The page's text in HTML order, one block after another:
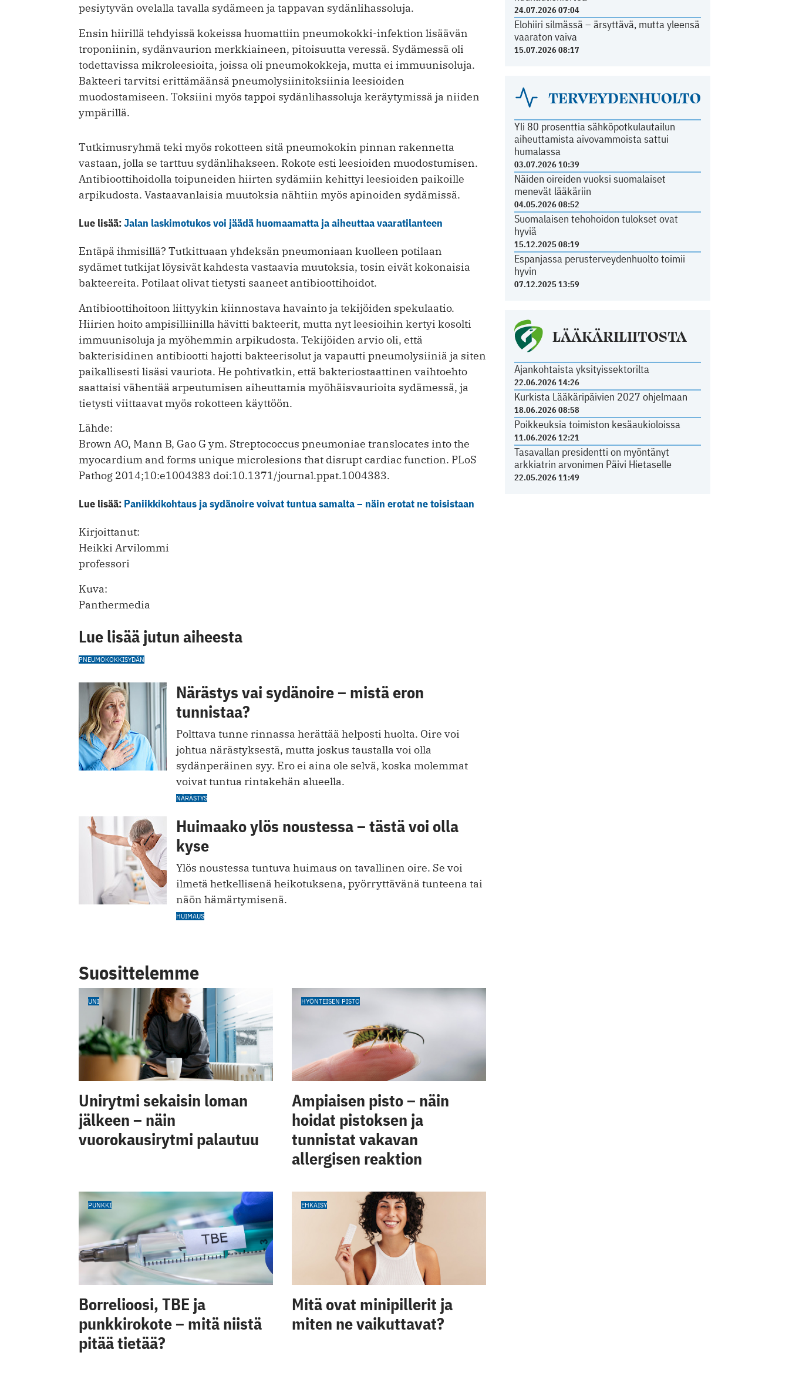
24.07.2026 07:04
Elohiiri silmässä – ärsyttävä, mutta yleensä
vaaraton vaiva
15.07.2026 08:17
TERVEYDENHUOLTO
Yli 80 prosenttia sähköpotkulautailun
aiheuttamista aivovammoista sattui
humalassa
03.07.2026 10:39
Näiden oireiden vuoksi suomalaiset
menevät lääkäriin
04.05.2026 08:52
Suomalaisen tehohoidon tulokset ovat
hyviä
15.12.2025 08:19
Espanjassa perusterveydenhuolto toimii
hyvin
07.12.2025 13:59
LÄÄKÄRILIITOSTA
Ajankohtaista yksityissektorilta
22.06.2026 14:26
Kurkista Lääkäripäivien 2027 ohjelmaan
18.06.2026 08:58
Poikkeuksia toimiston kesäaukioloissa
11.06.2026 12:21
Tasavallan presidentti on myöntänyt
arkkiatrin arvonimen Päivi Hietaselle
22.05.2026 11:49
pesiytyvän ovelalla tavalla sydämeen ja tappavan sydänlihassoluja.
Ensin hiirillä tehdyissä kokeissa huomattiin pneumokokki-infektion lisäävän
troponiinin, sydänvaurion merkkiaineen, pitoisuutta veressä. Sydämessä oli
todettavissa mikroleesioita, joissa oli pneumokokkeja, mutta ei immuunisoluja.
Bakteeri tarvitsi erittämäänsä pneumolysiinitoksiinia leesioiden
muodostamiseen. Toksiini myös tappoi sydänlihassoluja keräytymissä ja niiden
ympärillä.
Tutkimusryhmä teki myös rokotteen sitä pneumokokin pinnan rakennetta
vastaan, jolla se tarttuu sydänlihakseen. Rokote esti leesioiden muodostumisen.
Antibioottihoidolla toipuneiden hiirten sydämiin kehittyi leesioiden paikoille
arpikudosta. Vastaavanlaisia muutoksia nähtiin myös apinoiden sydämissä.
Lue lisää:Jalan laskimotukos voi jäädä huomaamatta ja aiheuttaa vaaratilanteen
Entäpä ihmisillä? Tutkittuaan yhdeksän pneumoniaan kuolleen potilaan
sydämet tutkijat löysivät kahdesta vastaavia muutoksia, tosin eivät kokonaisia
bakteereita. Potilaat olivat tietysti saaneet antibioottihoidot.
Antibioottihoitoon liittyykin kiinnostava havainto ja tekijöiden spekulaatio.
Hiirien hoito ampisilliinilla hävitti bakteerit, mutta nyt leesioihin kertyi kosolti
immuunisoluja ja myöhemmin arpikudosta. Tekijöiden arvio oli, että
bakterisidinen antibiootti hajotti bakteerisolut ja vapautti pneumolysiiniä ja siten
paikallisesti lisäsi vauriota. He pohtivatkin, että bakteriostaattinen vaihtoehto
saattaisi vähentää arpeutumisen aiheuttamia myöhäisvaurioita sydämessä, ja
tietysti viittaavat myös rokotteen käyttöön.
Lähde:
Brown AO, Mann B, Gao G ym. Streptococcus pneumoniae translocates into the
myocardium and forms unique microlesions that disrupt cardiac function. PLoS
Pathog 2014;10:e1004383 doi:10.1371/journal.ppat.1004383.
Lue lisää: Paniikkikohtaus ja sydänoire voivat tuntua samalta – näin erotat ne toisistaan
Kirjoittanut:
Heikki Arvilommi
professori
Kuva:
Panthermedia
Lue lisää jutun aiheesta
PNEUMOKOKKISYDÄN
Närästys vai sydänoire – mistä eron
tunnistaa?
Polttava tunne rinnassa herättää helposti huolta. Oire voi
johtua närästyksestä, mutta joskus taustalla voi olla
sydänperäinen syy. Ero ei aina ole selvä, koska molemmat
voivat tuntua rintakehän alueella.
NÄRÄSTYS
Huimaako ylös noustessa – tästä voi olla
kyse
Ylös noustessa tuntuva huimaus on tavallinen oire. Se voi
ilmetä hetkellisenä heikotuksena, pyörryttävänä tunteena tai
näön hämärtymisenä.
HUIMAUS
Suosittelemme
UNI
Unirytmi sekaisin loman
jälkeen – näin
vuorokausirytmi palautuu
HYÖNTEISEN PISTO
Ampiaisen pisto – näin
hoidat pistoksen ja
tunnistat vakavan
allergisen reaktion
PUNKKI
Borrelioosi, TBE ja
punkkirokote – mitä niistä
pitää tietää?
EHKÄISY
Mitä ovat minipillerit ja
miten ne vaikuttavat?